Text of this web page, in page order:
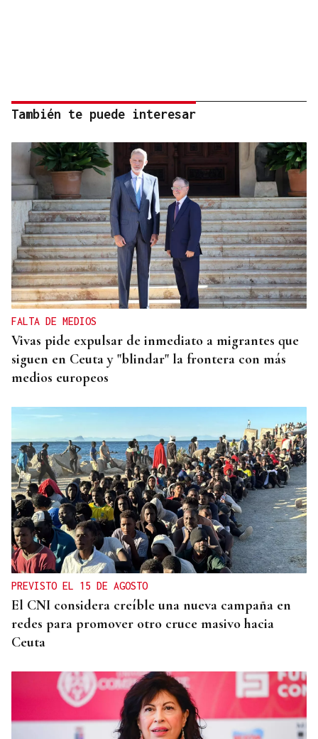
También te puede interesar
FALTA DE MEDIOS
Vivas pide expulsar de inmediato a migrantes que
siguen en Ceuta y "blindar" la frontera con más
medios europeos
PREVISTO EL 15 DE AGOSTO
El CNI considera creíble una nueva campaña en
redes para promover otro cruce masivo hacia
Ceuta